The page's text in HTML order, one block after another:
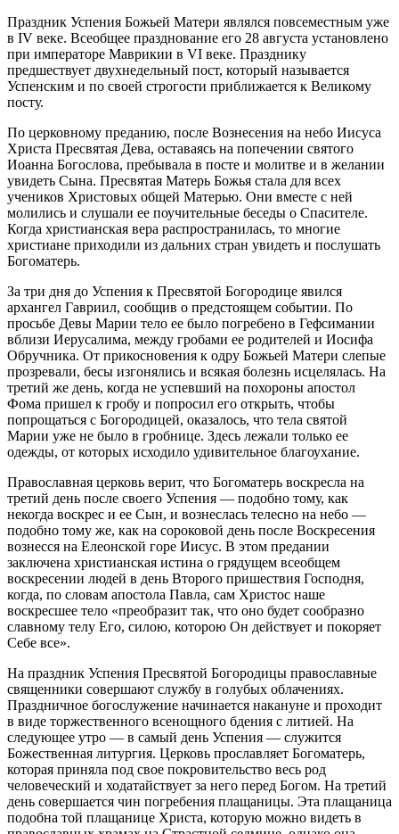
Праздник Успения Божьей Матери являлся повсеместным уже
в IV веке. Всеобщее празднование его 28 августа установлено
при императоре Маврикии в VI веке. Празднику
предшествует двухнедельный пост, который называется
Успенским и по своей строгости приближается к Великому
посту.
По церковному преданию, после Вознесения на небо Иисуса
Христа Пресвятая Дева, оставаясь на попечении святого
Иоанна Богослова, пребывала в посте и молитве и в желании
увидеть Сына. Пресвятая Матерь Божья стала для всех
учеников Христовых общей Матерью. Они вместе с ней
молились и слушали ее поучительные беседы о Спасителе.
Когда христианская вера распространилась, то многие
христиане приходили из дальних стран увидеть и послушать
Богоматерь.
За три дня до Успения к Пресвятой Богородице явился
архангел Гавриил, сообщив о предстоящем событии. По
просьбе Девы Марии тело ее было погребено в Гефсимании
вблизи Иерусалима, между гробами ее родителей и Иосифа
Обручника. От прикосновения к одру Божьей Матери слепые
прозревали, бесы изгонялись и всякая болезнь исцелялась. На
третий же день, когда не успевший на похороны апостол
Фома пришел к гробу и попросил его открыть, чтобы
попрощаться с Богородицей, оказалось, что тела святой
Марии уже не было в гробнице. Здесь лежали только ее
одежды, от которых исходило удивительное благоухание.
Православная церковь верит, что Богоматерь воскресла на
третий день после своего Успения — подобно тому, как
некогда воскрес и ее Сын, и вознеслась телесно на небо —
подобно тому же, как на сороковой день после Воскресения
вознесся на Елеонской горе Иисус. В этом предании
заключена христианская истина о грядущем всеобщем
воскресении людей в день Второго пришествия Господня,
когда, по словам апостола Павла, сам Христос наше
воскресшее тело «преобразит так, что оно будет сообразно
славному телу Его, силою, которою Он действует и покоряет
Себе все».
На праздник Успения Пресвятой Богородицы православные
священники совершают службу в голубых облачениях.
Праздничное богослужение начинается накануне и проходит
в виде торжественного всенощного бдения с литией. На
следующее утро — в самый день Успения — служится
Божественная литургия. Церковь прославляет Богоматерь,
которая приняла под свое покровительство весь род
человеческий и ходатайствует за него перед Богом. На третий
день совершается чин погребения плащаницы. Эта плащаница
подобна той плащанице Христа, которую можно видеть в